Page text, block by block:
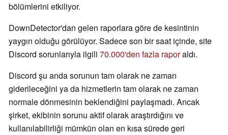
bölümlerini etkiliyor.
DownDetector'dan gelen raporlara göre de kesintinin
yaygın olduğu görülüyor. Sadece son bir saat içinde, site
Discord sorunlarıyla ilgili 70.000'den fazla raporaldı.
Discord şu anda sorunun tam olarak ne zaman
giderileceğini ya da hizmetlerin tam olarak ne zaman
normale dönmesinin beklendiğini paylaşmadı. Ancak
şirket, ekibinin sorunu aktif olarak araştırdığını ve
kullanılabilirliği mümkün olan en kısa sürede geri